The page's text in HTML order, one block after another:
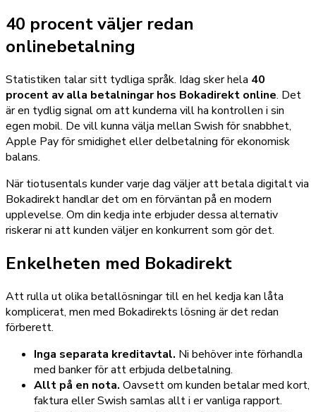
40 procent väljer redan
onlinebetalning
Statistiken talar sitt tydliga språk. Idag sker hela 40
procent av alla betalningar hos Bokadirekt online. Det
är en tydlig signal om att kunderna vill ha kontrollen i sin
egen mobil. De vill kunna välja mellan Swish för snabbhet,
Apple Pay för smidighet eller delbetalning för ekonomisk
balans.
När tiotusentals kunder varje dag väljer att betala digitalt via
Bokadirekt handlar det om en förväntan på en modern
upplevelse. Om din kedja inte erbjuder dessa alternativ
riskerar ni att kunden väljer en konkurrent som gör det.
Enkelheten med Bokadirekt
Att rulla ut olika betallösningar till en hel kedja kan låta
komplicerat, men med Bokadirekts lösning är det redan
förberett.
Inga separata kreditavtal. Ni behöver inte förhandla
med banker för att erbjuda delbetalning.
Allt på en nota. Oavsett om kunden betalar med kort,
faktura eller Swish samlas allt i er vanliga rapport.